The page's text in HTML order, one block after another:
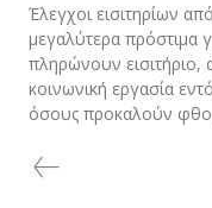
Έλεγχοι εισιτηρίων από
μεγαλύτερα πρόστιμα
πληρώνουν εισιτήριο,
κοινωνική εργασία
όσους προκαλούν